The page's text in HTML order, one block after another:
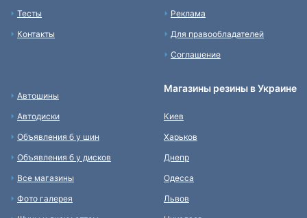
Тесты
Контакты
Реклама
Для правообладателей
Соглашение
Автошины
Автодиски
Объявления б у шин
Объявления б у дисков
Все магазины
Фото галерея
Магазины резины в Украине
Киев
Харьков
Днепр
Одесса
Львов